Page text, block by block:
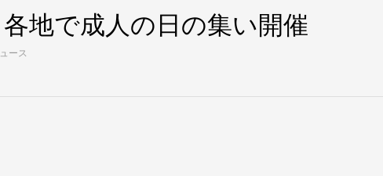
地で成人の日の集い開催
ース